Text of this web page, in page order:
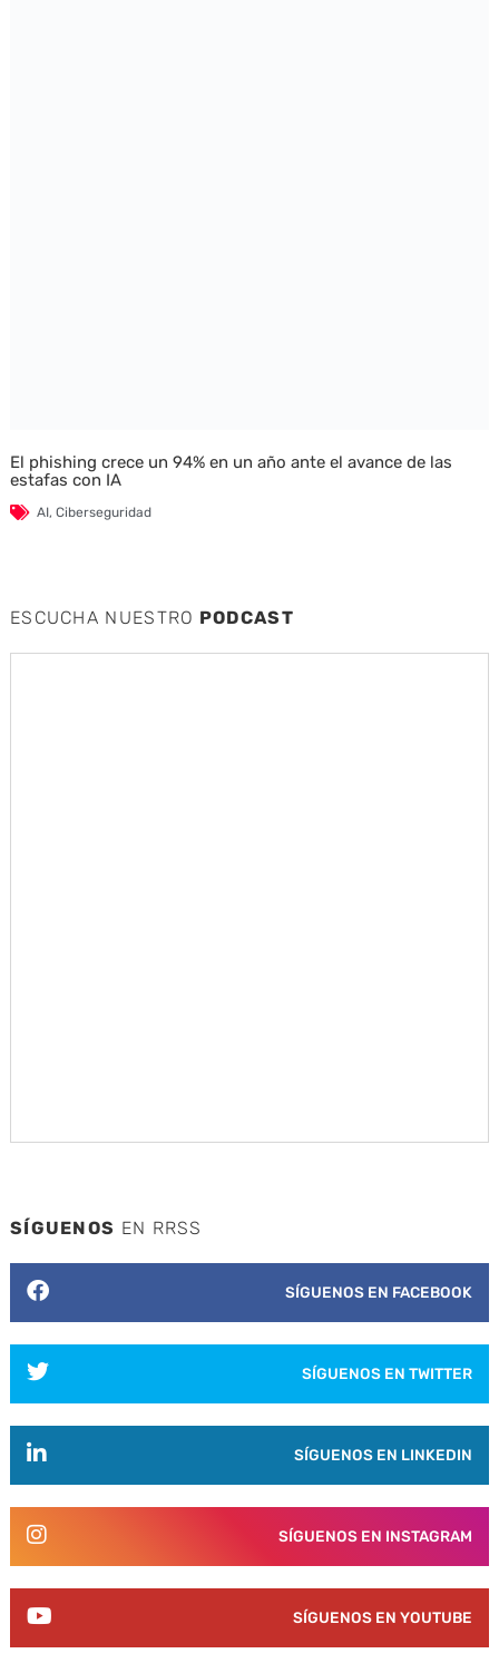
El phishing crece un 94% en un año ante el avance de las
estafas con IA
AI, Ciberseguridad
ESCUCHA NUESTRO PODCAST
SÍGUENOS EN RRSS
SÍGUENOS EN FACEBOOK
SÍGUENOS EN TWITTER
SÍGUENOS EN LINKEDIN
SÍGUENOS EN INSTAGRAM
SÍGUENOS EN YOUTUBE